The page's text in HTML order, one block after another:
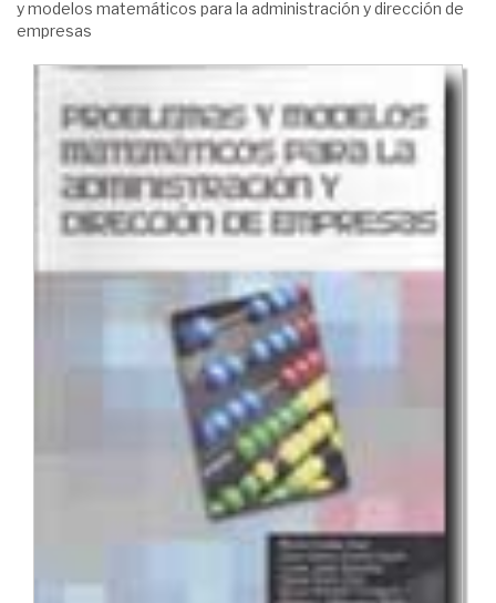
y modelos matemáticos para la administración y dirección de
empresas